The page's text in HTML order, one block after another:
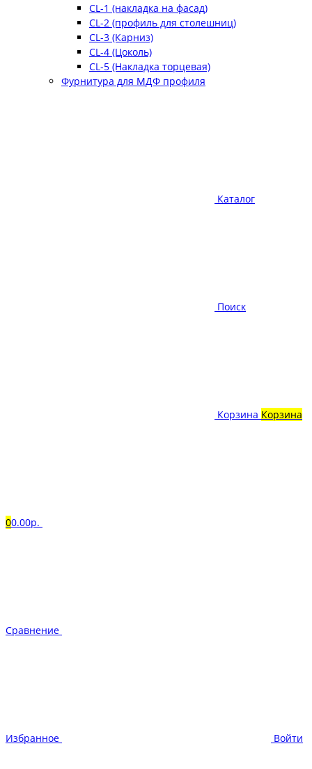
CL-1 (накладка на фасад)
CL-2 (профиль для столешниц)
CL-3 (Карниз)
CL-4 (Цоколь)
CL-5 (Накладка торцевая)
Фурнитура для МДФ профиля
Каталог
Поиск
Корзина Корзина
00.00р.
Сравнение
Избранное Войти